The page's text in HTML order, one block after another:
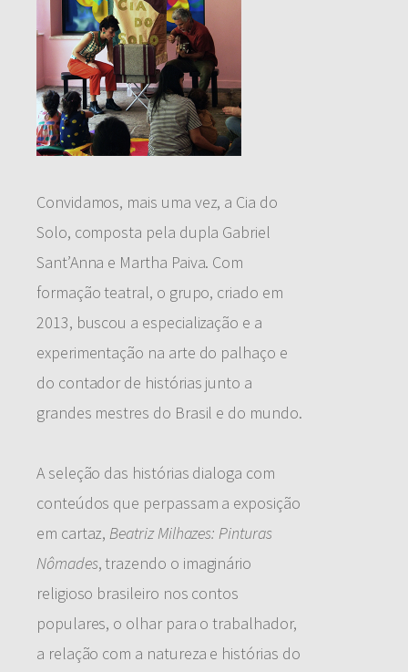
Convidamos, mais uma vez, a Cia do
Solo, composta pela dupla Gabriel
Sant’Anna e Martha Paiva. Com
formação teatral, o grupo, criado em
2013, buscou a especialização e a
experimentação na arte do palhaço e
do contador de histórias junto a
grandes mestres do Brasil e do mundo.
A seleção das histórias dialoga com
conteúdos que perpassam a exposição
em cartaz,Beatriz Milhazes: Pinturas
Nômades, trazendo o imaginário
religioso brasileiro nos contos
populares, o olhar para o trabalhador,
a relação com a natureza e histórias do